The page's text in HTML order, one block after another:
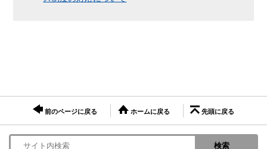
前のページに戻る ホームに戻る 先頭に戻る